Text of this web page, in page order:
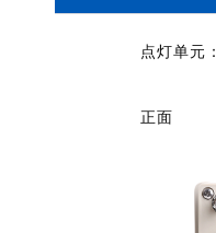
点灯单元：
正面